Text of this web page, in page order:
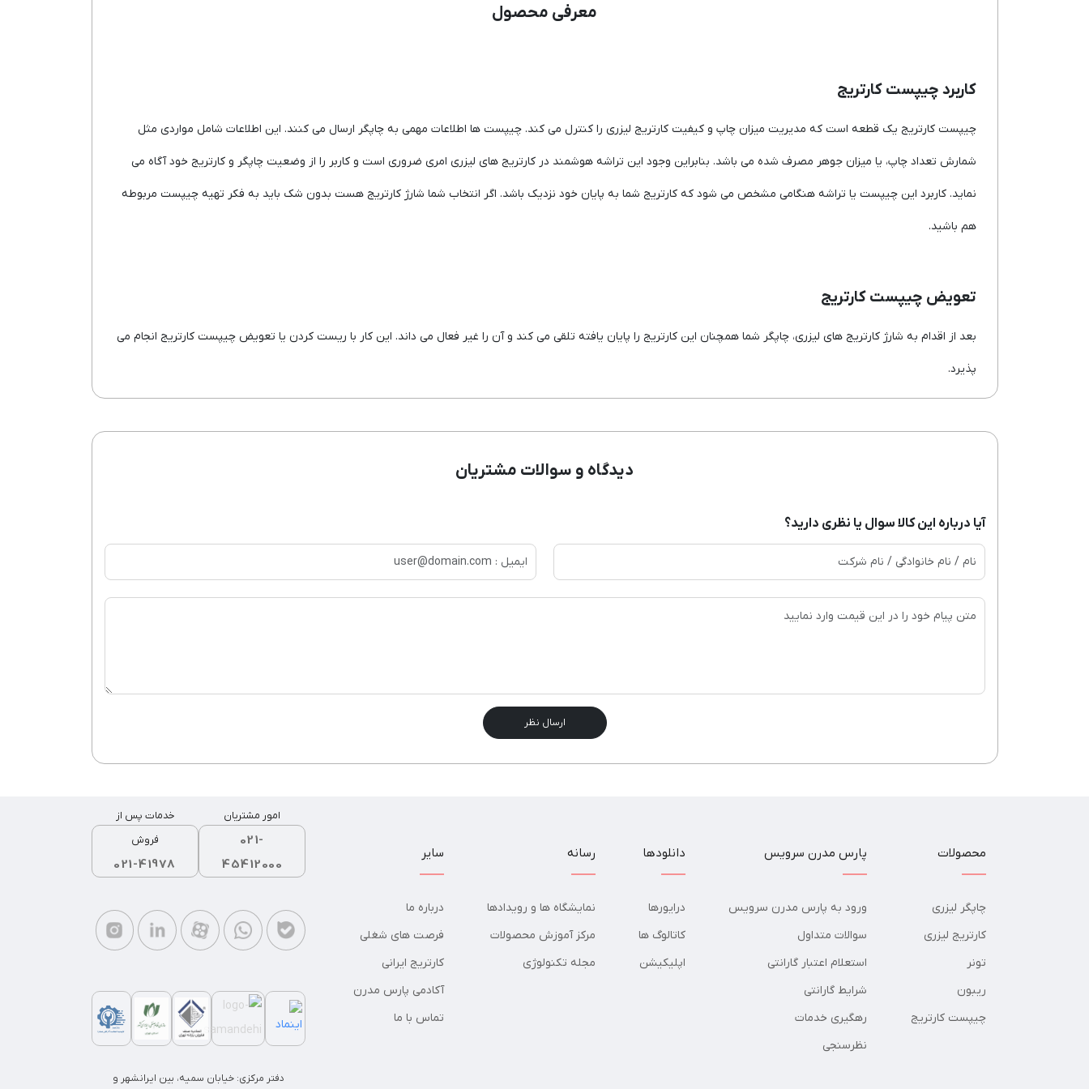
معرفی محصول
کاربرد چیپست کارتریج
چیپست کارتریج یک قطعه است که مدیریت میزان چاپ و کیفیت کارتریج لیزری را کنترل می کند. چیپست ها اطلاعات مهمی به چاپگر ارسال می کنند. این اطلاعات شامل مواردی مثل
شمارش تعداد چاپ، یا میزان جوهر مصرف شده می باشد. بنابراین وجود این تراشه هوشمند در کارتریج های لیزری امری ضروری است و کاربر را از وضعیت چاپگر و کارتریج خود آگاه می
نماید. کاربرد این چیپست یا تراشه هنگامی مشخص می شود که کارتریج شما به پایان خود نزدیک باشد. اگر انتخاب شما شارژ کارتریج هست بدون شک باید به فکر تهیه چیپست مربوطه
هم باشید.
تعویض چیپست کارتریج
بعد از اقدام به شارژ کارتریج های لیزری، چاپگر شما همچنان این کارتریج را پایان یافته تلقی می کند و آن را غیر فعال می داند. این کار با ریست کردن یا تعویض چیپست کارتریج انجام می
پذیرد.
دیدگاه و سوالات مشتریان
آیا درباره این کالا سوال یا نظری دارید؟
ارسال نظر
محصولات
چاپگر لیزری
کارتریج لیزری
تونر
ریبون
چیپست کارتریج
پارس مدرن سرویس
ورود به پارس مدرن سرویس
سوالات متداول
استعلام اعتبار گارانتی
شرایط گارانتی
رهگیری خدمات
نظرسنجی
دانلودها
درایورها
کاتالوگ ها
اپلیکیشن
رسانه
نمایشگاه ها و رویدادها
مرکز آموزش محصولات
مجله تکنولوژی
سایر
درباره ما
فرصت های شغلی
کارتریج ایرانی
آکادمی پارس مدرن
تماس با ما
021-
45412000
امور مشتریان
021-41978
خدمات پس از
فروش
دفتر مرکزی: خیابان سمیه، بین ایرانشهر و